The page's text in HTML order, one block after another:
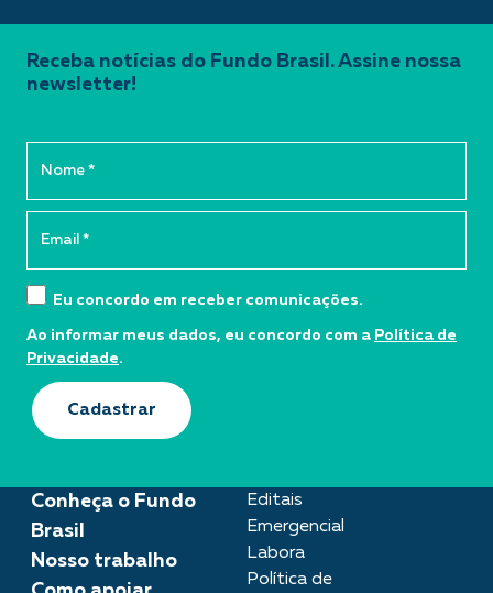
Conheça o Fundo
Brasil
Nosso trabalho
Editais
Emergencial
Labora
Política de
Receba notícias do Fundo Brasil. Assine nossa
newsletter!
Eu concordo em receber comunicações.
Ao informar meus dados, eu concordo com a Política de
Privacidade.
Cadastrar